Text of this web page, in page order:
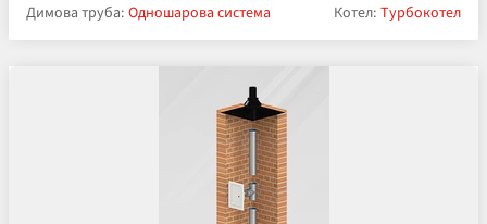
Димова труба: Одношарова система Котел: Турбокотел